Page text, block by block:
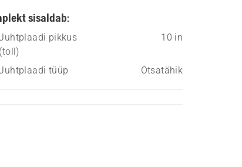
sisaldab:
pikkus
(toll)
10 in
tüüp Otsatähik